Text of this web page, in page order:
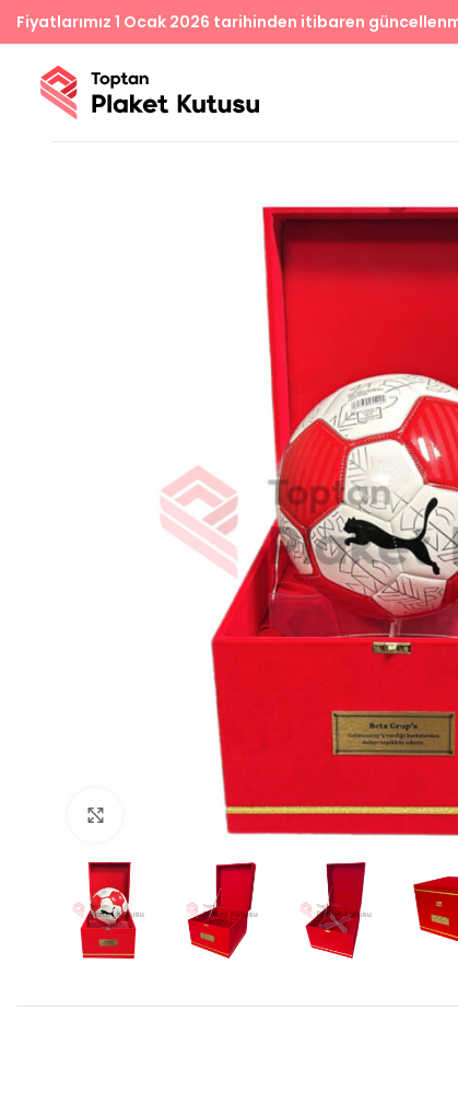
Büyütmek için tıklayın
Fiyatlarımız 1 Ocak 2026 tarihinden itibaren